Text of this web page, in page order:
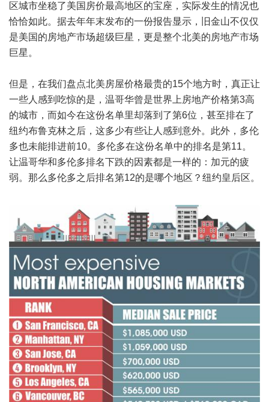
区城市坐稳了美国房价最高地区的宝座，实际发生的情况也
恰恰如此。据去年年末发布的一份报告显示，旧金山不仅仅
是美国的房地产市场超级巨星，更是整个北美的房地产市场
巨星。
但是，在我们盘点北美房屋价格最贵的15个地方时，真正让
一些人感到吃惊的是，温哥华曾是世界上房地产价格第3高
的城市，而如今在这份名单里却落到了第6位，甚至排在了
纽约布鲁克林之后，这多少有些让人感到意外。此外，多伦
多也未能排进前10。多伦多在这份名单中的排名是第11。
让温哥华和多伦多排名下跌的因素都是一样的：加元的疲
弱。那么多伦多之后排名第12的是哪个地区？纽约皇后区。